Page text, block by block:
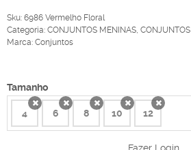
Sku: 6986 Vermelho Floral
Categoria: CONJUNTOS MENINAS, CONJUNTOS
Marca: Conjuntos
Tamanho
4 6 8 10x 12x